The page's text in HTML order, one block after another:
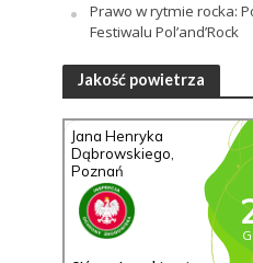
Prawo w rytmie rocka:
Festiwalu Pol’and’Rock
Jakość powietrza